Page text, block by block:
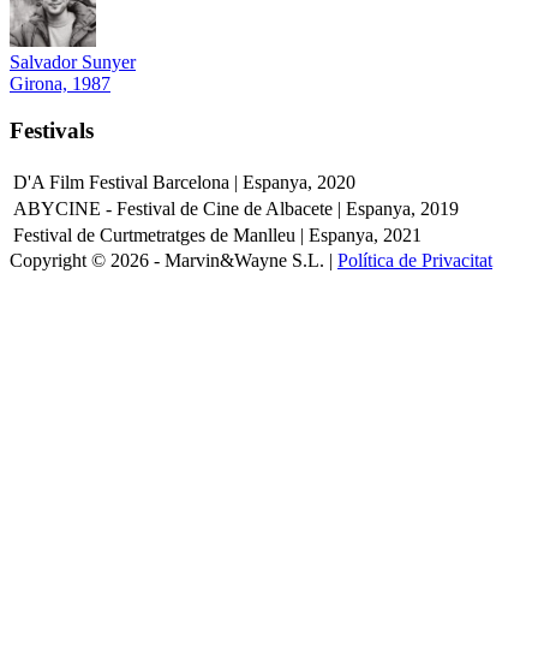
Salvador Sunyer
Girona, 1987
Festivals
D'A Film Festival Barcelona | Espanya, 2020
ABYCINE - Festival de Cine de Albacete | Espanya, 2019
Festival de Curtmetratges de Manlleu | Espanya, 2021
Copyright © 2026 - Marvin&Wayne S.L. | Política de Privacitat